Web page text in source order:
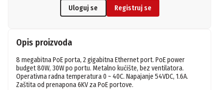
Uloguj se
Registruj se
Opis proizvoda
8 megabitna PoE porta, 2 gigabitna Ethernet port. PoE power
budget 80W, 30W po portu. Metalno kućište, bez ventilatora.
Operativna radna temperatura 0 ~ 40C. Napajanje 54VDC, 1.6A.
Zaštita od prenapona 6KV za PoE portove.